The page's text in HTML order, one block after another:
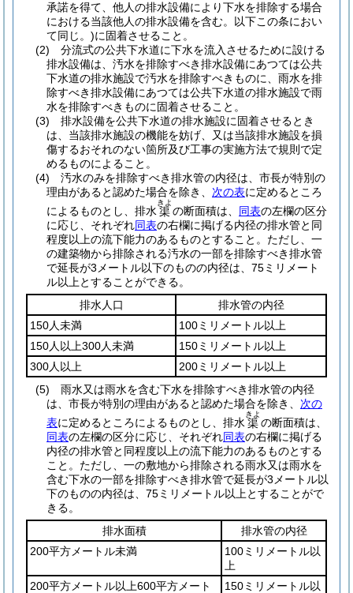
承諾を得て、他人の排水設備により下水を排除する場合
における当該他人の排水設備を含む。以下この条におい
て同じ。)に固着させること。
(2)
分流式の公共下水道に下水を流入させるために設ける
排水設備は、汚水を排除すべき排水設備にあつては公共
下水道の排水施設で汚水を排除すべきものに、雨水を排
除すべき排水設備にあつては公共下水道の排水施設で雨
水を排除すべきものに固着させること。
(3)
排水設備を公共下水道の排水施設に固着させるとき
は、当該排水施設の機能を妨げ、又は当該排水施設を損
傷するおそれのない箇所及び工事の実施方法で規則で定
めるものによること。
(4)
汚水のみを排除すべき排水管の内径は、市長が特別の
理由があると認めた場合を除き、 次の表に定めるところ
によるものとし、排水 渠
きよ
の断面積は、 同表の左欄の区分
に応じ、それぞれ同表の右欄に掲げる内径の排水管と同
程度以上の流下能力のあるものとすること。 ただし、一
の建築物から排除される汚水の一部を排除すべき排水管
で延長が3メートル以下のものの内径は、75ミリメート
ル以上とすることができる。
排水人口
排水管の内径
150人未満
100ミリメートル以上
150人以上300人未満
150ミリメートル以上
300人以上
200ミリメートル以上
(5)
雨水又は雨水を含む下水を排除すべき排水管の内径
は、市長が特別の理由があると認めた場合を除き、 次の
表に定めるところによるものとし、排水 渠
きよ
の断面積は、
同表の左欄の区分に応じ、それぞれ同表の右欄に掲げる
内径の排水管と同程度以上の流下能力のあるものとする
こと。 ただし、一の敷地から排除される雨水又は雨水を
含む下水の一部を排除すべき排水管で延長が3メートル以
下のものの内径は、75ミリメートル以上とすることがで
きる。
排水面積
排水管の内径
200平方メートル未満
100ミリメートル以
上
200平方メートル以上600平方メート
150ミリメートル以